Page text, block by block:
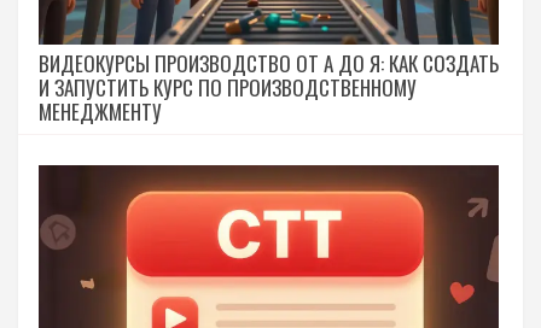
ВИДЕОКУРСЫ ПРОИЗВОДСТВО ОТ А ДО Я: КАК СОЗДАТЬ
И ЗАПУСТИТЬ КУРС ПО ПРОИЗВОДСТВЕННОМУ
МЕНЕДЖМЕНТУ